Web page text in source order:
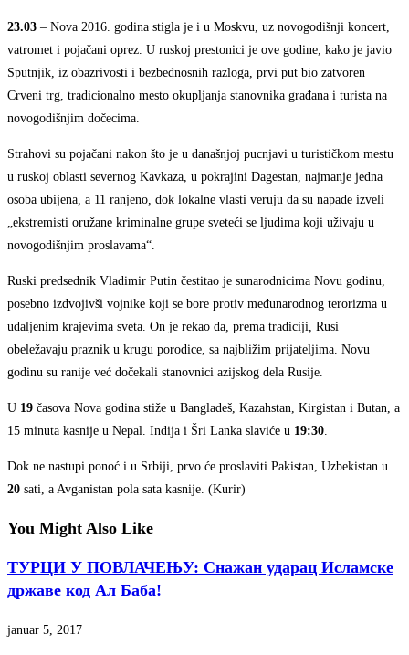
23.03 – Nova 2016. godina stigla je i u Moskvu, uz novogodišnji koncert,
vatromet i pojačani oprez. U ruskoj prestonici je ove godine, kako je javio
Sputnjik, iz obazrivosti i bezbednosnih razloga, prvi put bio zatvoren
Crveni trg, tradicionalno mesto okupljanja stanovnika građana i turista na
novogodišnjim dočecima.
Strahovi su pojačani nakon što je u današnjoj pucnjavi u turističkom mestu
u ruskoj oblasti severnog Kavkaza, u pokrajini Dagestan, najmanje jedna
osoba ubijena, a 11 ranjeno, dok lokalne vlasti veruju da su napade izveli
„ekstremisti oružane kriminalne grupe sveteći se ljudima koji uživaju u
novogodišnjim proslavama“.
Ruski predsednik Vladimir Putin čestitao je sunarodnicima Novu godinu,
posebno izdvojivši vojnike koji se bore protiv međunarodnog terorizma u
udaljenim krajevima sveta. On je rekao da, prema tradiciji, Rusi
obeležavaju praznik u krugu porodice, sa najbližim prijateljima. Novu
godinu su ranije već dočekali stanovnici azijskog dela Rusije.
U 19 časova Nova godina stiže u Bangladeš, Kazahstan, Kirgistan i Butan, a
15 minuta kasnije u Nepal. Indija i Šri Lanka slaviće u 19:30.
Dok ne nastupi ponoć i u Srbiji, prvo će proslaviti Pakistan, Uzbekistan u
20 sati, a Avganistan pola sata kasnije. (Kurir)
You Might Also Like
ТУРЦИ У ПОВЛАЧЕЊУ: Снажан ударац Исламске
државе код Ал Баба!
januar 5, 2017